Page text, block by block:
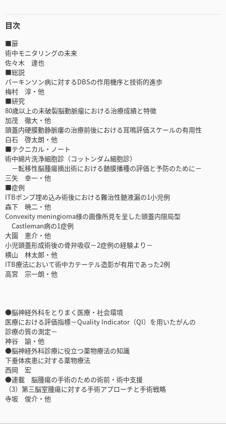
目次
■扉
術中モニタリングの未来
佐々木 達也
■総説
パーキンソン病に対するDBSの作用機序と技術的進歩
梅村 淳・他
■研究
80歳以上の未破裂脳動脈瘤における治療成績と特徴
加茂 徹大・他
頭蓋内硬膜動静脈瘻の治療前後における耳鳴評価スケールの有用性
白石 啓太朗・他
■テクニカル・ノート
術中綿片洗浄細胞診（コットンダム細胞診）
－転移性脳腫瘍摘出術における髄膜播種の評価と予防のために－
三矢 幸一・他
■症例
ITBポンプ埋め込み術後における難治性髄液漏の1小児例
森下 暁二・他
Convexity meningioma様の画像所見を呈した頭蓋内限局型
Castleman病の1症例
大園 恵介・他
小児頭蓋形成術後の骨弁吸収－2症例の経験より－
横山 林太郎・他
ITB療法において術中カテーテル造影が有用であった2例
高宮 宗一朗・他
●脳神経外科をとりまく医療・社会環境
医療における評価指標－Quality Indicator（QI）を用いたがんの
診療の質の測定－
神谷 諭・他
●脳神経外科診療に役立つ薬物療法の知識
下垂体疾患に対する薬物療法
西岡 宏
●連載 脳腫瘍の手術のための術前・術中支援
（3）第三脳室腫瘍に対する手術アプローチと手術戦略
寺坂 俊介・他